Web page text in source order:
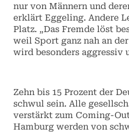
nur von Männern und
erklärt Eggeling. Andere
Platz. „Das Fremde löst
weil Sport ganz nah an
wird besonders aggressiv
Zehn bis 15 Prozent der
schwul sein. Alle
verstärkt zum Coming-
Hamburg werden von